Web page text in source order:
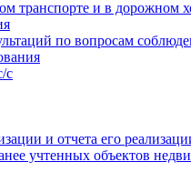
транспорте и в дорожном
по вопросам
с
и отчета его
учтенных объектов